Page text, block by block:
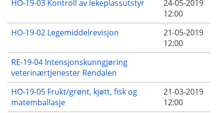
HO-19-03 Kontroll av lekeplassutstyr
24-05-2019
12:00
HO-19-02 Legemiddelrevisjon
21-05-2019
12:00
RE-19-04 Intensjonskunngjøring
veterinærtjenester Rendalen
HO-19-05 Frukt/grønt, kjøtt, fisk og
matemballasje
21-03-2019
12:00